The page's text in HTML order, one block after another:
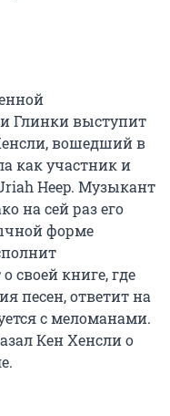
Глинки выступит
вошедший в
как участник и
Heep. Музыкант
на сей раз его
форме
своей книге, где
песен, ответит на
с меломанами.
Кен Хенсли о